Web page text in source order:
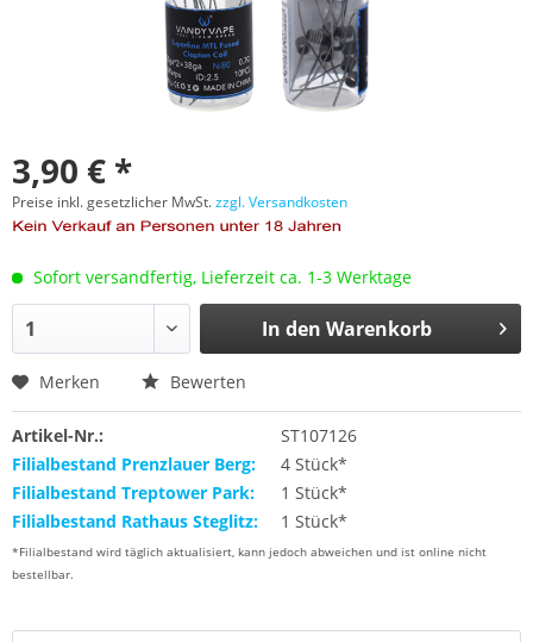
3,90 € *
Preise inkl. gesetzlicher MwSt.zzgl. Versandkosten
Sofort versandfertig, Lieferzeit ca. 1-3 Werktage
In den Warenkorb
Merken Bewerten
Artikel-Nr.:
ST107126
Filialbestand Prenzlauer Berg:
4 Stück*
Filialbestand Treptower Park:
1 Stück*
Filialbestand Rathaus Steglitz:
1 Stück*
*Filialbestand wird täglich aktualisiert, kann jedoch abweichen und ist online nicht
bestellbar.